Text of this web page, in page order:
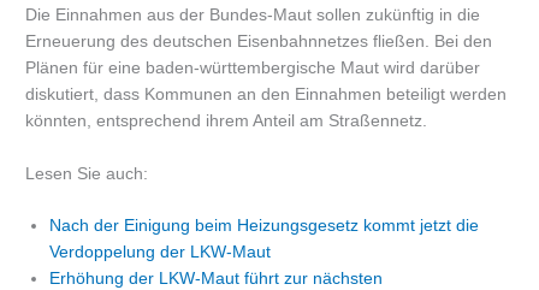
Die Einnahmen aus der Bundes-Maut sollen zukünftig in die
Erneuerung des deutschen Eisenbahnnetzes fließen. Bei den
Plänen für eine baden-württembergische Maut wird darüber
diskutiert, dass Kommunen an den Einnahmen beteiligt werden
könnten, entsprechend ihrem Anteil am Straßennetz.
Lesen Sie auch:
Nach der Einigung beim Heizungsgesetz kommt jetzt die
Verdoppelung der LKW-Maut
Erhöhung der LKW-Maut führt zur nächsten